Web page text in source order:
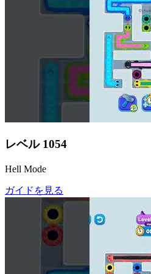
レベル 1054
Hell Mode
ガイドを見る